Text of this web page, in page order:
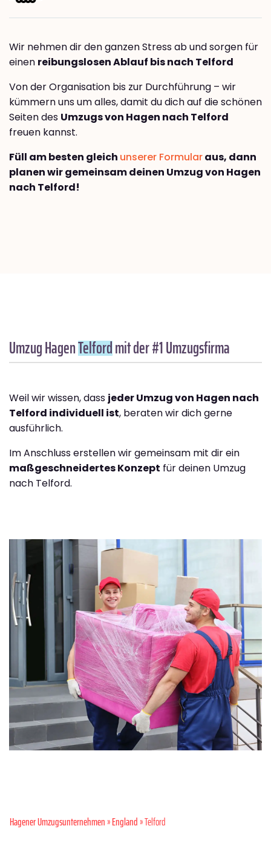
Wir nehmen dir den ganzen Stress ab und sorgen für
einen reibungslosen Ablauf bis nach Telford
Von der Organisation bis zur Durchführung – wir
kümmern uns um alles, damit du dich auf die schönen
Seiten des Umzugs von Hagen nach Telford
freuen kannst.
Füll am besten gleich unserer Formularaus, dann
planen wir gemeinsam deinen Umzug von Hagen
nach Telford!
Umzug HagenTelfordmit der #1 Umzugsfirma
Weil wir wissen, dass jeder Umzug von Hagen nach
Telford individuell ist, beraten wir dich gerne
ausführlich.
Im Anschluss erstellen wir gemeinsam mit dir ein
maßgeschneidertes Konzept für deinen Umzug
nach Telford.
Hagener Umzugsunternehmen»England» Telford